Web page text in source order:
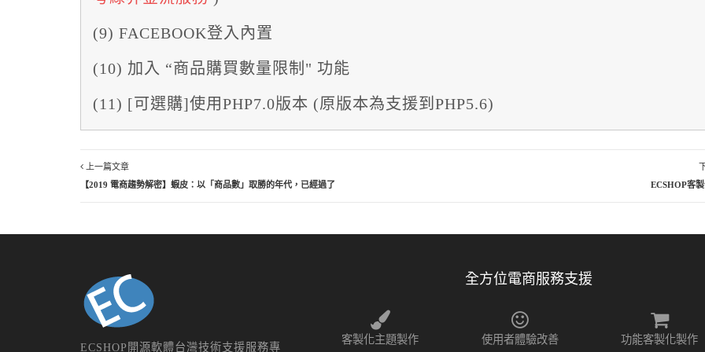
(9) FACEBOOK登入內置
(10) 加入 “商品購買數量限制" 功能
(11) [可選購]使用PHP7.0版本 (原版本為支援到PHP5.6)
上一篇文章
【2019 電商趨勢解密】蝦皮：以「商品數」取勝的年代，已經過了
ECSHOP客
ECSHOP開源軟體台灣技術支援服務專
全方位電商服務支援
客製化主題製作 使用者體驗改善 功能客製化製作